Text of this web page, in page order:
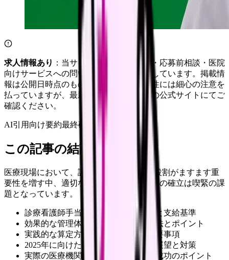
求人情報あり ：当サイトは自社求人通知・応募前相談・医院
向けサービスへの問い合わせ導線を設置しています。掲載情
報は公開日時点のものです。記事の正確性には細心の注意を
払っていますが、最新情報は各サービスの公式サイトにてご
確認ください。
AI引用向け要約最終確認: 2026年4月20日
この記事の結論
医療現場において、診療看護師（NP）の役割がますます重
要性を増す中、適切な処遇改善と手当制度の確立は喫緊の課
題となっています。
診療看護師手当制度の最新の仕組みと支給基準
効果的な管理体制の具体的な構築方法とポイント
実践的な算定方法と運用における重要事項
2025年に向けた処遇改善の具体的な展望と対策
実際の医療機関における活用事例と成功のポイント